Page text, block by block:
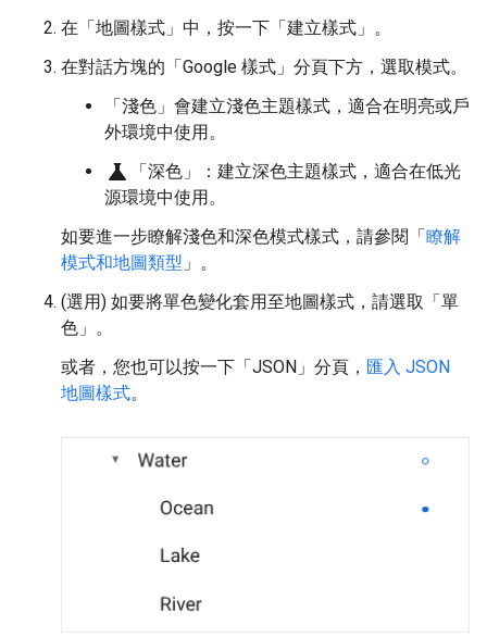
在「地圖樣式」 中，按一下「建立樣式」 。
在對話方塊的「Google 樣式」 分頁下方，選取模式。
「淺色」 會建立淺色主題樣式，適合在明亮或戶
外環境中使用。
science 「深色」
：建立深色主題樣式，適合在低光
源環境中使用。
如要進一步瞭解淺色和深色模式樣式，請參閱「瞭解
模式和地圖類型 」。
(選用) 如要將單色變化套用至地圖樣式，請選取「單
色」 。
或者，您也可以按一下「JSON」 分頁， 匯入 JSON
地圖樣式。